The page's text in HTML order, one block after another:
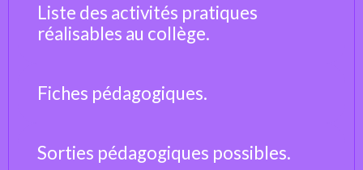
Liste des activités pratiques
réalisables au collège.
Fiches pédagogiques.
Sorties pédagogiques possibles.